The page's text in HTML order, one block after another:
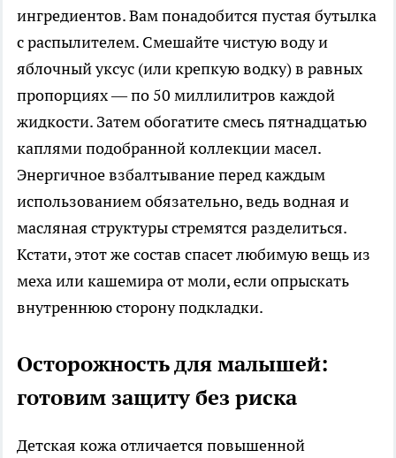
ингредиентов. Вам понадобится пустая бутылка
с распылителем. Смешайте чистую воду и
яблочный уксус (или крепкую водку) в равных
пропорциях — по 50 миллилитров каждой
жидкости. Затем обогатите смесь пятнадцатью
каплями подобранной коллекции масел.
Энергичное взбалтывание перед каждым
использованием обязательно, ведь водная и
масляная структуры стремятся разделиться.
Кстати, этот же состав спасет любимую вещь из
меха или кашемира от моли, если опрыскать
внутреннюю сторону подкладки.
Осторожность для малышей:
готовим защиту без риска
Детская кожа отличается повышенной